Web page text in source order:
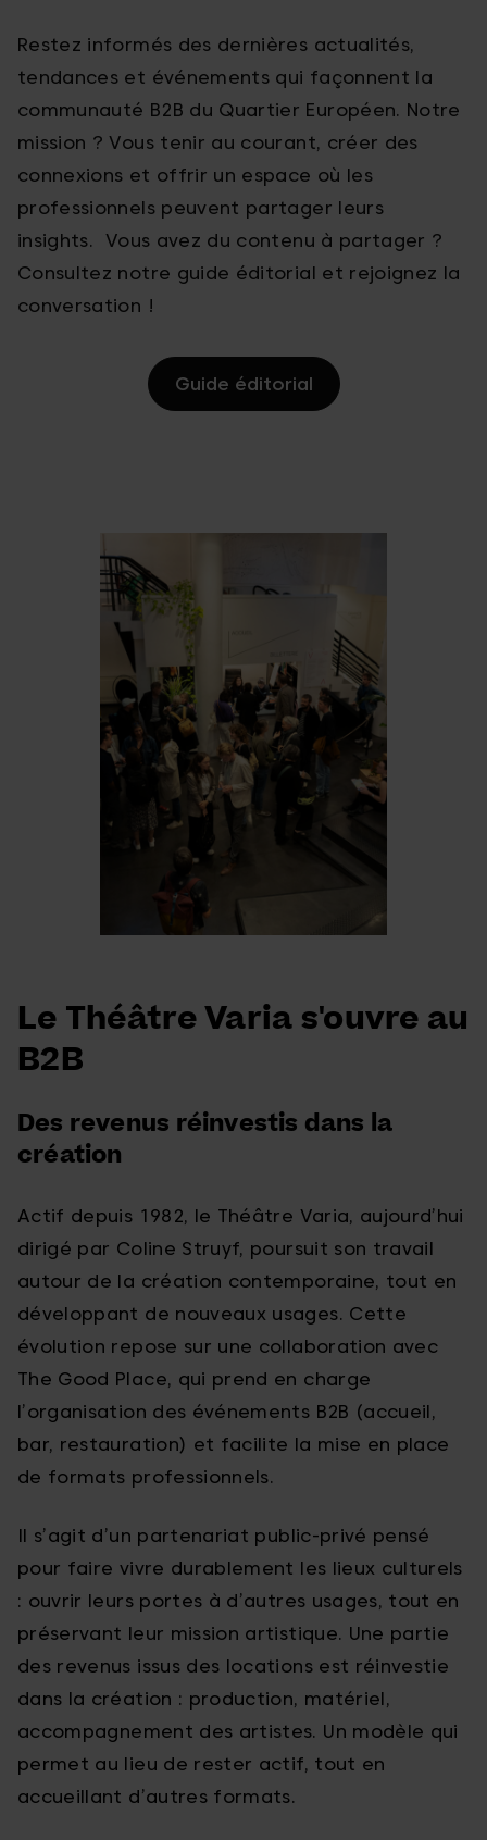
Restez informés des dernières actualités,
tendances et événements qui façonnent la
communauté B2B du Quartier Européen. Notre
mission ? Vous tenir au courant, créer des
connexions et offrir un espace où les
professionnels peuvent partager leurs
insights. Vous avez du contenu à partager ?
Consultez notre guide éditorial et rejoignez la
conversation !
Guide éditorial
Le Théâtre Varia s'ouvre au
B2B
Des revenus réinvestis dans la
création
Actif depuis 1982, le Théâtre Varia, aujourd’hui
dirigé par Coline Struyf, poursuit son travail
autour de la création contemporaine, tout en
développant de nouveaux usages. Cette
évolution repose sur une collaboration avec
The Good Place, qui prend en charge
l’organisation des événements B2B (accueil,
bar, restauration) et facilite la mise en place
de formats professionnels.
Il s’agit d’un partenariat public-privé pensé
pour faire vivre durablement les lieux culturels
: ouvrir leurs portes à d’autres usages, tout en
préservant leur mission artistique. Une partie
des revenus issus des locations est réinvestie
dans la création : production, matériel,
accompagnement des artistes. Un modèle qui
permet au lieu de rester actif, tout en
accueillant d’autres formats.